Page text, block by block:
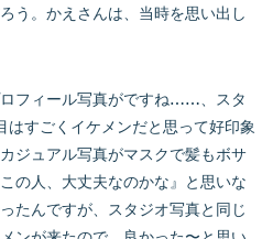
う。かえさんは、当時を思い出し
ロフィール写真がですね……、スタ
はすごくイケメンだと思って好印象
ジュアル写真がマスクで髪もボサ
の人、大丈夫なのかな』と思いな
たんですが、スタジオ写真と同じ